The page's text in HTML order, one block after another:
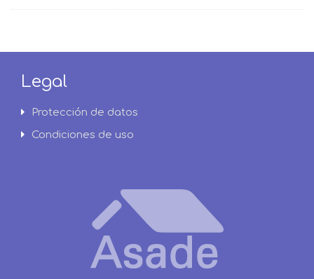
Legal
Protección de datos
Condiciones de uso